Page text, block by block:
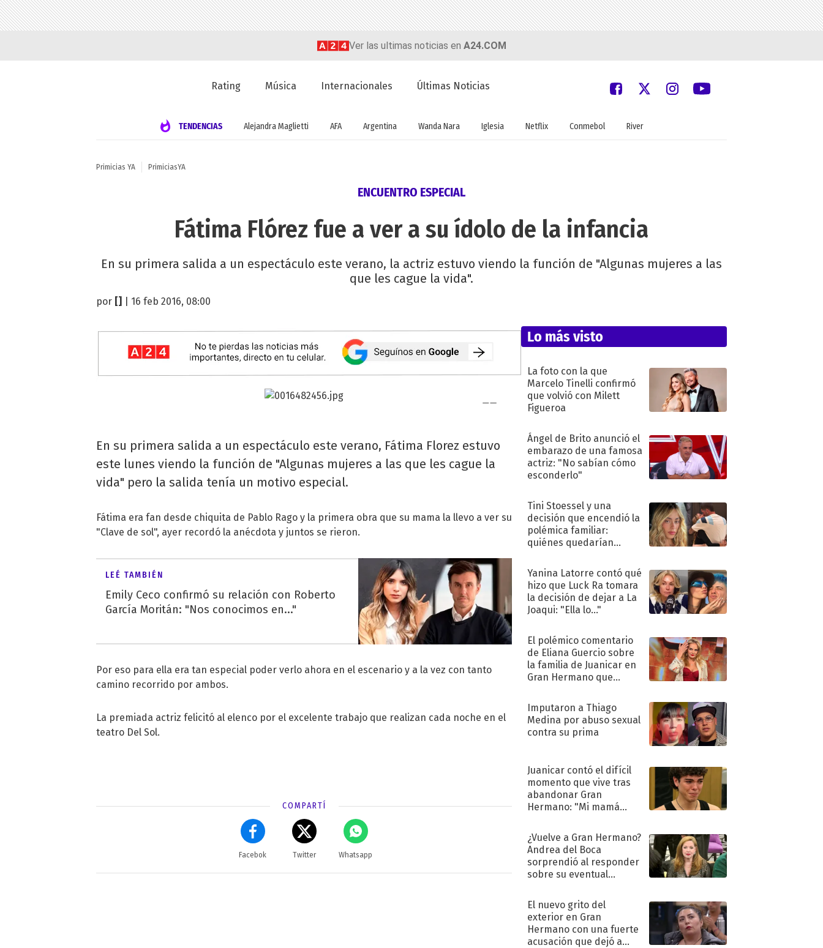
Ver las ultimas noticias en A24.COM
Rating Música Internacionales Últimas Noticias
TENDENCIAS Alejandra Maglietti AFA Argentina Wanda Nara Iglesia Netflix Conmebol River
Primicias YA PrimiciasYA
ENCUENTRO ESPECIAL
Fátima Flórez fue a ver a su ídolo de la infancia
En su primera salida a un espectáculo este verano, la actriz estuvo viendo la función de "Algunas mujeres a las
que les cague la vida".
por | 16 feb 2016, 08:00
En su primera salida a un espectáculo este verano, Fátima Florez estuvo
este lunes viendo la función de "Algunas mujeres a las que les cague la
vida" pero la salida tenía un motivo especial.
Fátima era fan desde chiquita de Pablo Rago y la primera obra que su mama la llevo a ver su
"Clave de sol", ayer recordó la anécdota y juntos se rieron.
LEÉ TAMBIÉN
Emily Ceco confirmó su relación con Roberto
García Moritán: "Nos conocimos en..."
Por eso para ella era tan especial poder verlo ahora en el escenario y a la vez con tanto
camino recorrido por ambos.
La premiada actriz felicitó al elenco por el excelente trabajo que realizan cada noche en el
teatro Del Sol.
COMPARTÍ
Facebok Twitter Whatsapp
Lo más visto
La foto con la que
Marcelo Tinelli confirmó
que volvió con Milett
Figueroa
Ángel de Brito anunció el
embarazo de una famosa
actriz: "No sabían cómo
esconderlo"
Tini Stoessel y una
decisión que encendió la
polémica familiar:
quiénes quedarían
Yanina Latorre contó qué
hizo que Luck Ra tomara
la decisión de dejar a La
Joaqui: "Ella lo..."
El polémico comentario
de Eliana Guercio sobre
la familia de Juanicar en
Gran Hermano que
Imputaron a Thiago
Medina por abuso sexual
contra su prima
Juanicar contó el difícil
momento que vive tras
abandonar Gran
Hermano: "Mi mamá
¿Vuelve a Gran Hermano?
Andrea del Boca
sorprendió al responder
sobre su eventual
El nuevo grito del
exterior en Gran
Hermano con una fuerte
acusación que dejó a